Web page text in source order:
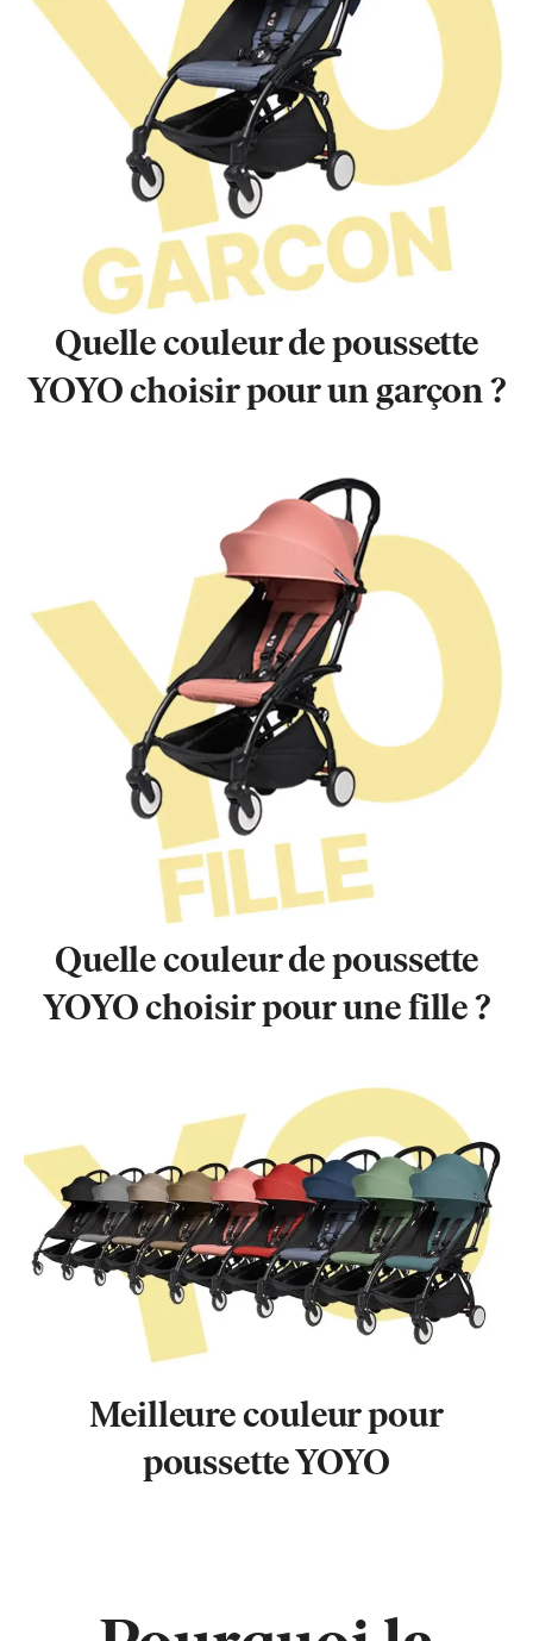
Quelle couleur de poussette
YOYO choisir pour un garçon ?
Quelle couleur de poussette
YOYO choisir pour une fille ?
Meilleure couleur pour
poussette YOYO